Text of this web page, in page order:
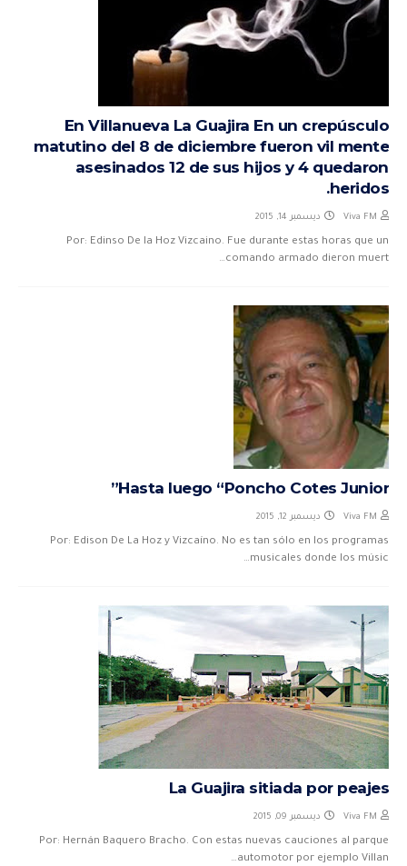
En Villanueva La Guajira En un crepúsculo
matutino del 8 de diciembre fueron vil mente
asesinados 12 de sus hijos y 4 quedaron
heridos.
Viva FM ديسمبر 14, 2015
Por: Edinso De la Hoz Vizcaino. Fue durante estas horas que un
comando armado dieron muert…
Hasta luego “Poncho Cotes Junior”
Viva FM ديسمبر 12, 2015
Por: Edison De La Hoz y Vizcaíno. No es tan sólo en los programas
musicales donde los músic…
La Guajira sitiada por peajes
Viva FM ديسمبر 09, 2015
Por: Hernán Baquero Bracho. Con estas nuevas cauciones al parque
automotor por ejemplo Villan…